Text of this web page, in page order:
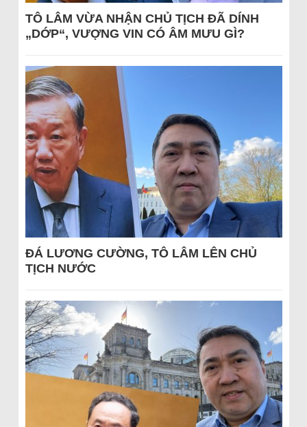
TÔ LÂM VỪA NHẬN CHỦ TỊCH ĐÃ DÍNH
„DỚP“, VƯỢNG VIN CÓ ÂM MƯU GÌ?
ĐÁ LƯƠNG CƯỜNG, TÔ LÂM LÊN CHỦ
TỊCH NƯỚC